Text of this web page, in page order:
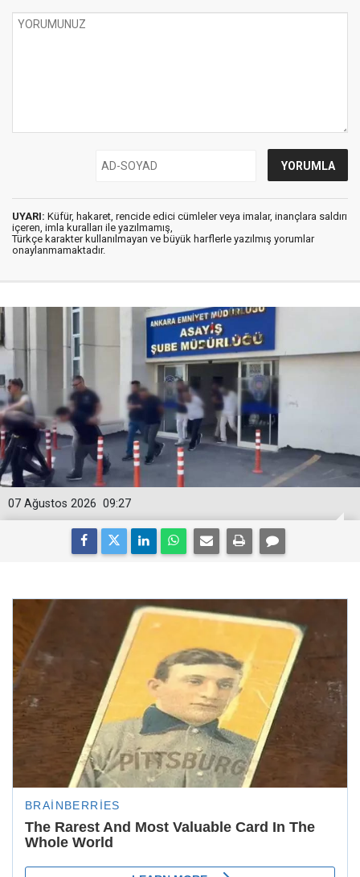
UYARI: Küfür, hakaret, rencide edici cümleler veya imalar, inançlara saldırı
içeren, imla kuralları ile yazılmamış,
Türkçe karakter kullanılmayan ve büyük harflerle yazılmış yorumlar
onaylanmamaktadır.
09:27
07 Ağustos 2026